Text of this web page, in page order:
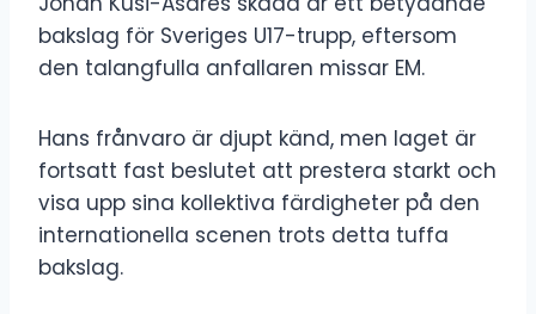
bakslag för Sveriges U17-trupp, eftersom
den talangfulla anfallaren missar EM.
Hans frånvaro är djupt känd, men laget är
fortsatt fast beslutet att prestera starkt och
visa upp sina kollektiva färdigheter på den
internationella scenen trots detta tuffa
bakslag.